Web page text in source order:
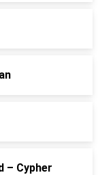
– Cypher